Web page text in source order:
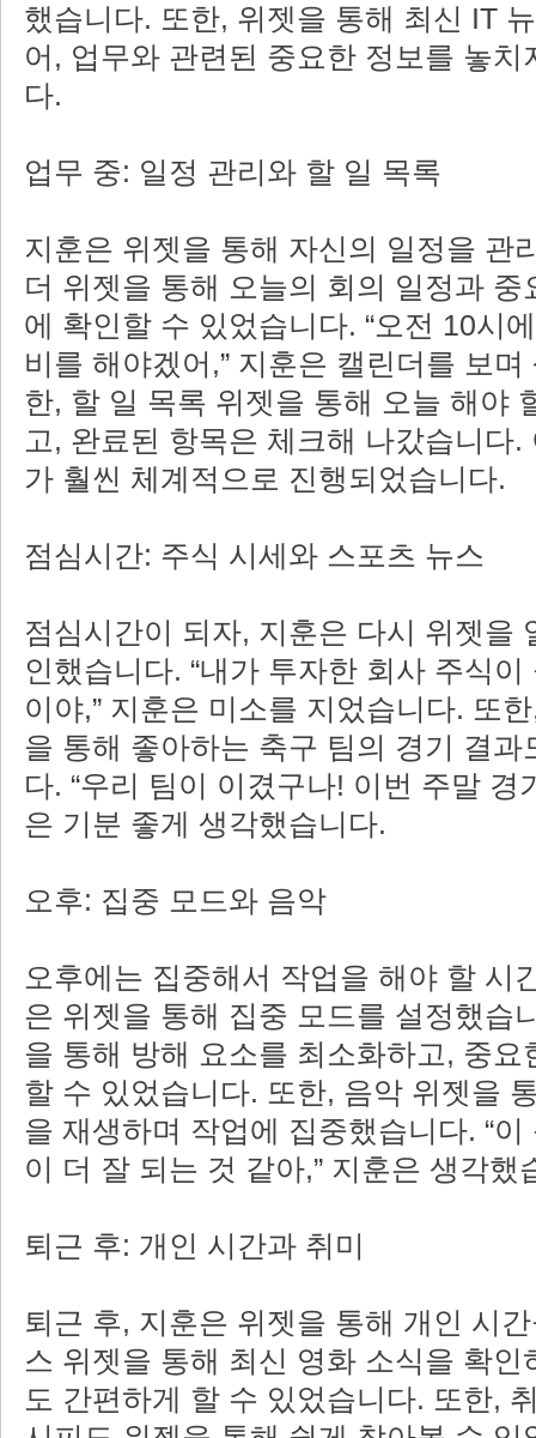
했습니다. 또한, 위젯을 통해 최신 IT
어, 업무와 관련된 중요한 정보를 놓치
다.
업무 중: 일정 관리와 할 일 목록
지훈은 위젯을 통해 자신의 일정을 관
더 위젯을 통해 오늘의 회의 일정과 중
에 확인할 수 있었습니다. “오전 10시
비를 해야겠어,” 지훈은 캘린더를 보
한, 할 일 목록 위젯을 통해 오늘 해야
고, 완료된 항목은 체크해 나갔습니다.
가 훨씬 체계적으로 진행되었습니다.
점심시간: 주식 시세와 스포츠 뉴스
점심시간이 되자, 지훈은 다시 위젯을
인했습니다. “내가 투자한 회사 주식
이야,” 지훈은 미소를 지었습니다. 또
을 통해 좋아하는 축구 팀의 경기 결과
다. “우리 팀이 이겼구나! 이번 주말 경
은 기분 좋게 생각했습니다.
오후: 집중 모드와 음악
오후에는 집중해서 작업을 해야 할 시
은 위젯을 통해 집중 모드를 설정했습
을 통해 방해 요소를 최소화하고, 중요
할 수 있었습니다. 또한, 음악 위젯을
을 재생하며 작업에 집중했습니다. “
이 더 잘 되는 것 같아,” 지훈은 생각했
퇴근 후: 개인 시간과 취미
퇴근 후, 지훈은 위젯을 통해 개인 시
스 위젯을 통해 최신 영화 소식을 확인
도 간편하게 할 수 있었습니다. 또한,